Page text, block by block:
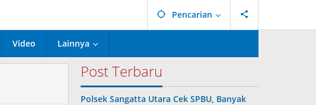
Pencarian
Video Lainnya
Post Terbaru
Polsek Sangatta Utara Cek SPBU, Banyak